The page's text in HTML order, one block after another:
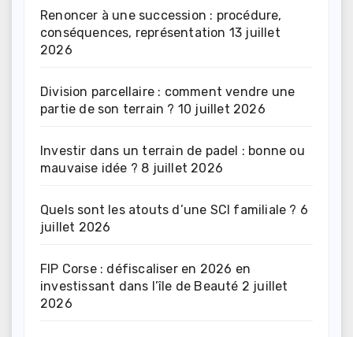
Renoncer à une succession : procédure,
conséquences, représentation 13 juillet
2026
Division parcellaire : comment vendre une
partie de son terrain ? 10 juillet 2026
Investir dans un terrain de padel : bonne ou
mauvaise idée ? 8 juillet 2026
Quels sont les atouts d’une SCI familiale ? 6
juillet 2026
FIP Corse : défiscaliser en 2026 en
investissant dans l’île de Beauté 2 juillet
2026